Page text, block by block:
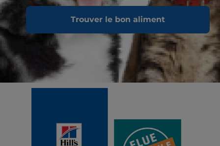
Trouver le bon aliment